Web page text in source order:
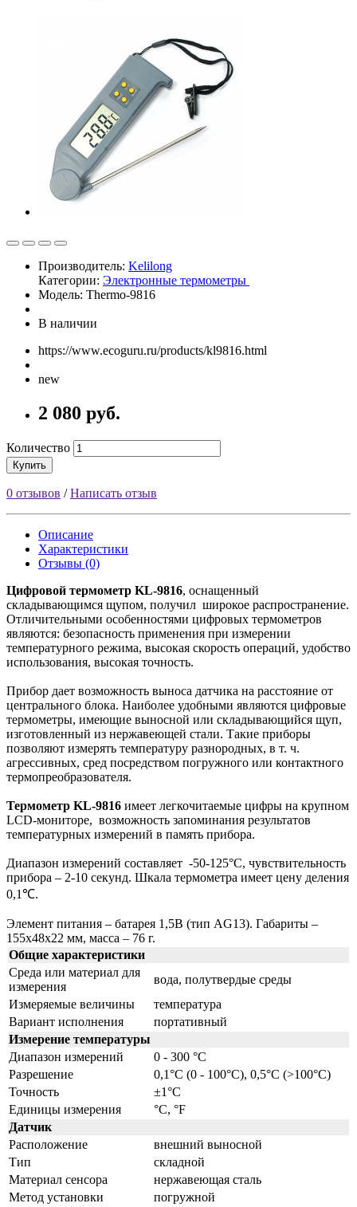
Производитель: Kelilong
Категории: Электронные термометры
Модель: Thermo-9816
В наличии
https://www.ecoguru.ru/products/kl9816.html
new
2 080 руб.
Количество
Купить
0 отзывов /Написать отзыв
Описание
Характеристики
Отзывы (0)
Цифровой термометр KL-9816, оснащенный
складывающимся щупом, получил широкое распространение.
Отличительными особенностями цифровых термометров
являются: безопасность применения при измерении
температурного режима, высокая скорость операций, удобство
использования, высокая точность.
Прибор дает возможность выноса датчика на расстояние от
центрального блока. Наиболее удобными являются цифровые
термометры, имеющие выносной или складывающийся щуп,
изготовленный из нержавеющей стали. Такие приборы
позволяют измерять температуру разнородных, в т. ч.
агрессивных, сред посредством погружного или контактного
термопреобразователя.
Термометр KL-9816 имеет легкочитаемые цифры на крупном
LCD-мониторе, возможность запоминания результатов
температурных измерений в память прибора.
Диапазон измерений составляет -50-125°C, чувствительность
прибора – 2-10 секунд. Шкала термометра имеет цену деления
0,1℃.
Элемент питания – батарея 1,5В (тип AG13). Габариты –
155x48x22 мм, масса – 76 г.
Общие характеристики
Среда или материал для
измерения
вода, полутвердые среды
Измеряемые величины
температура
Вариант исполнения
портативный
Измерение температуры
Диапазон измерений
0 - 300 °C
Разрешение
0,1°C (0 - 100°C), 0,5°C (>100°C)
Точность
±1°C
Единицы измерения
°C, °F
Датчик
Расположение
внешний выносной
Тип
складной
Материал сенсора
нержавеющая сталь
Метод установки
погружной